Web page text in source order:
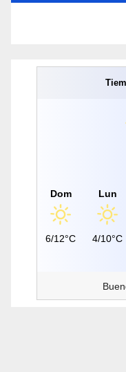
Dom
6/12°C
Lun
4/10°C